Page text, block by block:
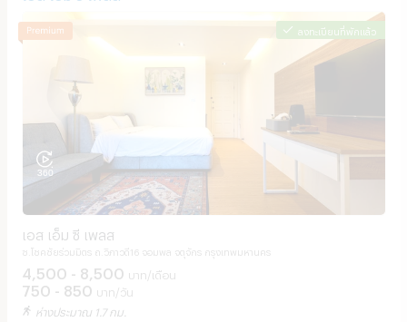
ลงทะเบียนที่พักแล้ว
เอส เอ็ม ซี เพลส
ซ.โชคชัยร่วมมิตร ถ.วิภาวดี16 จอมพล จตุจักร กรุงเทพมหานคร
4,500 - 8,500 บาท/เดือน
750 - 850 บาท/วัน
ห่างประมาณ 1.7 กม.